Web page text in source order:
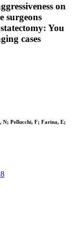
on
surgeons
You
cases
N; Pellucchi, F; Farina, E;